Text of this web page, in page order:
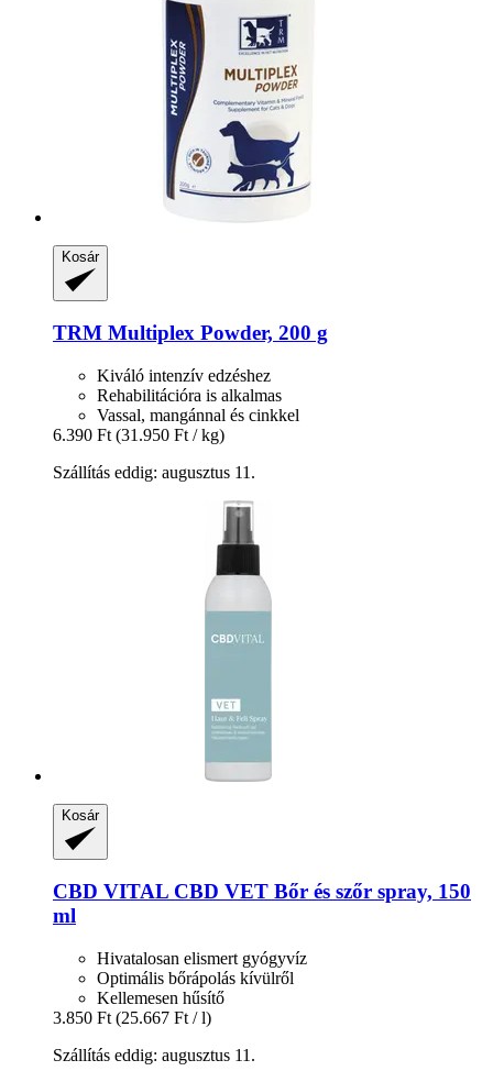
Kosár
TRM Multiplex Powder, 200 g
Kiváló intenzív edzéshez
Rehabilitációra is alkalmas
Vassal, mangánnal és cinkkel
6.390 Ft (31.950 Ft / kg)
Szállítás eddig: augusztus 11.
Kosár
CBD VITAL CBD VET Bőr és szőr spray, 150
ml
Hivatalosan elismert gyógyvíz
Optimális bőrápolás kívülről
Kellemesen hűsítő
3.850 Ft (25.667 Ft / l)
Szállítás eddig: augusztus 11.